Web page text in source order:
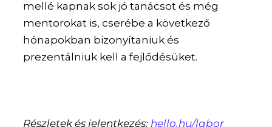
mellé kapnak sok jó tanácsot és még
mentorokat is, cserébe a következő
hónapokban bizonyítaniuk és
prezentálniuk kell a fejlődésüket.
Részletek és jelentkezés: hello.hu/labor